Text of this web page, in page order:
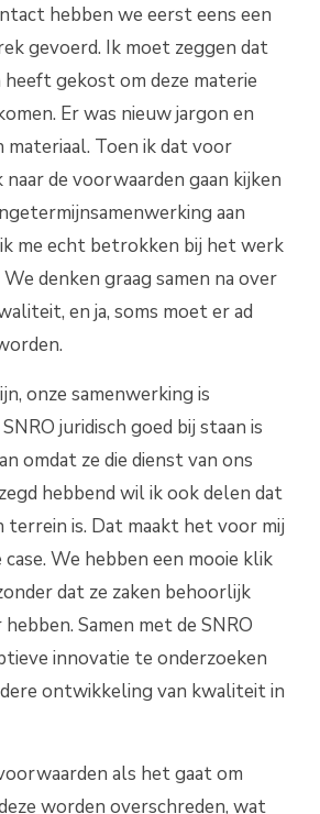
hebben we eerst eens een
gevoerd. Ik moet zeggen dat
gekost om deze materie
Er was nieuw jargon en
Toen ik dat voor
naar de voorwaarden gaan kijken
aan
me echt betrokken bij het werk
denken graag samen na over
en ja, soms moet er ad
onze samenwerking is
juridisch goed bij staan is
omdat ze die dienst van ons
hebbend wil ik ook delen dat
is. Dat maakt het voor mij
We hebben een mooie klik
dat ze zaken behoorlijk
Samen met de SNRO
innovatie te onderzoeken
ontwikkeling van kwaliteit in
als het gaat om
worden overschreden, wat